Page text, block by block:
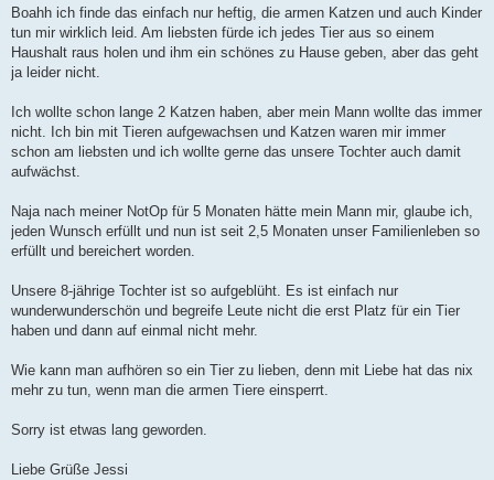
e
i
t
r
a
Boahh ich finde das einfach nur heftig, die armen Katzen und auch Kinder
tun mir wirklich leid. Am liebsten fürde ich jedes Tier aus so einem
Haushalt raus holen und ihm ein schönes zu Hause geben, aber das geht
ja leider nicht.
Ich wollte schon lange 2 Katzen haben, aber mein Mann wollte das immer
nicht. Ich bin mit Tieren aufgewachsen und Katzen waren mir immer
schon am liebsten und ich wollte gerne das unsere Tochter auch damit
aufwächst.
Naja nach meiner NotOp für 5 Monaten hätte mein Mann mir, glaube ich,
jeden Wunsch erfüllt und nun ist seit 2,5 Monaten unser Familienleben so
erfüllt und bereichert worden.
Unsere 8-jährige Tochter ist so aufgeblüht. Es ist einfach nur
wunderwunderschön und begreife Leute nicht die erst Platz für ein Tier
haben und dann auf einmal nicht mehr.
Wie kann man aufhören so ein Tier zu lieben, denn mit Liebe hat das nix
mehr zu tun, wenn man die armen Tiere einsperrt.
Sorry ist etwas lang geworden.
Liebe Grüße Jessi